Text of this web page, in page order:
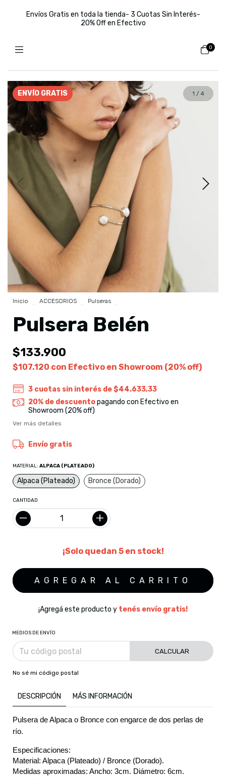
Envíos Gratis en toda la tienda- 3 Cuotas Sin Interés-
20% Off en Efectivo
0
ENVÍO GRATIS 1 / 4
Inicio ACCESORIOS Pulseras
Pulsera Belén
$133.900
$107.120 con Efectivo en Showroom (20% off)
3 cuotas sin interés de$44.633,33
20% de descuentopagando con Efectivo en
Showroom (20% off)
Ver más detalles
Envío gratis
MATERIAL: ALPACA (PLATEADO)
Alpaca (Plateado) Bronce (Dorado)
CANTIDAD
¡Solo quedan 5en stock!
¡Agregá este producto y tenés envío gratis!
MEDIOS DE ENVÍO
CALCULAR
No sé mi código postal
DESCRIPCIÓN MÁS INFORMACIÓN
Pulsera de Alpaca o Bronce con engarce de dos perlas de
río.
Especificaciones:
Material: Alpaca (Plateado) / Bronce (Dorado).
Medidas aproximadas: Ancho: 3cm. Diámetro: 6cm.